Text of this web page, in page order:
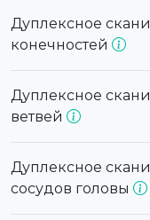
Дуплексное
конечностей
Дуплексное
ветвей
Дуплексное
сосудов головы